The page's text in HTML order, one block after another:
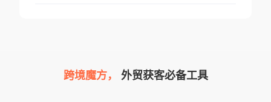
跨境魔方， 外贸获客必备工具